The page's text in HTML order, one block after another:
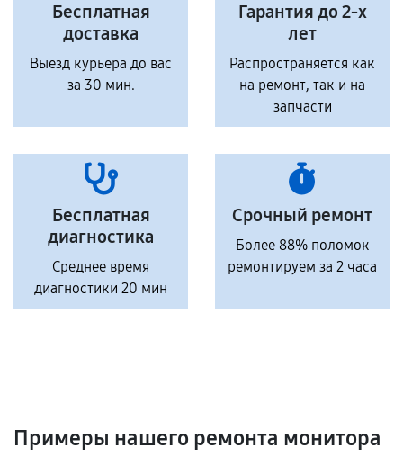
Бесплатная
доставка
Выезд курьера до вас
за 30 мин.
Гарантия до 2-х
лет
Распространяется как
на ремонт, так и на
запчасти
Бесплатная
диагностика
Среднее время
диагностики 20 мин
Срочный ремонт
Более 88% поломок
ремонтируем за 2 часа
Примеры нашего ремонта монитора